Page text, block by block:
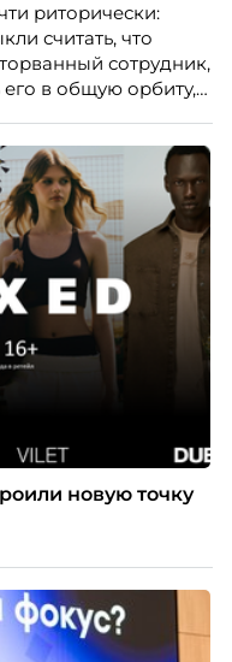
риторически:
считать, что
сотрудник,
его в общую орбиту,
на неудобном
тому, что
свежего выпуска
эксперт по
лектор НИУ ВШЭ и
карьеры».
новую точку